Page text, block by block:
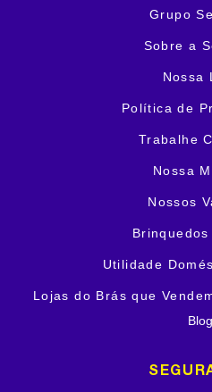
Grupo
Sobre a
Nossa
Política de
Trabalhe
Nossa
Nossos
Utilidade
Lojas do Brás que
Blog